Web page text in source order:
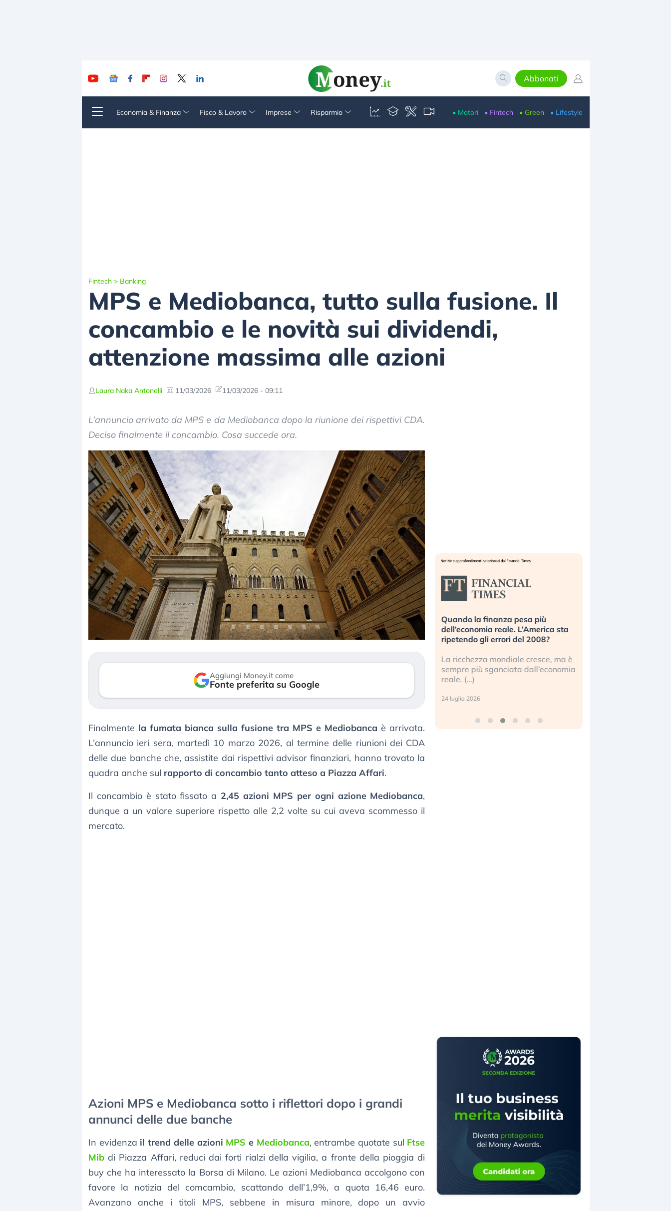
Abbonati
Economia & Finanza Fisco & Lavoro Imprese Risparmio • Motori • Fintech • Green • Lifestyle
Fintech > Banking
MPS e Mediobanca, tutto sulla fusione. Il
concambio e le novità sui dividendi,
attenzione massima alle azioni
Laura Naka Antonelli 11/03/2026 11/03/2026 - 09:11
L’annuncio arrivato da MPS e da Mediobanca dopo la riunione dei rispettivi CDA.
Deciso finalmente il concambio. Cosa succede ora.
Aggiungi Money.it come
Fonte preferita su Google
Finalmente la fumata bianca sulla fusione tra MPS e Mediobanca è arrivata.
L’annuncio ieri sera, martedì 10 marzo 2026, al termine delle riunioni dei CDA
delle due banche che, assistite dai rispettivi advisor finanziari, hanno trovato la
quadra anche sul rapporto di concambio tanto atteso a Piazza Affari.
Il concambio è stato fissato a 2,45 azioni MPS per ogni azione Mediobanca,
dunque a un valore superiore rispetto alle 2,2 volte su cui aveva scommesso il
mercato.
Azioni MPS e Mediobanca sotto i riflettori dopo i grandi
annunci delle due banche
In evidenza il trend delle azioni MPS e Mediobanca, entrambe quotate sul Ftse
Mib di Piazza Affari, reduci dai forti rialzi della vigilia, a fronte della pioggia di
buy che ha interessato la Borsa di Milano. Le azioni Mediobanca accolgono con
favore la notizia del comcambio, scattando dell’1,9%, a quota 16,46 euro.
Avanzano anche i titoli MPS, sebbene in misura minore, dopo un avvio
Dalle valutazioni estreme alla
correzione. Cosa sta guidando il
repricing degli asset?
3 agosto 2026
«La mia vita è rovinata». Investitori
in preda al panico dopo lo scoppio
della bolla AI
Kospi, mentre gli investitori retail (…)
30 luglio 2026
Quando la finanza pesa più
dell’economia reale. L’America sta
ripetendo gli errori del 2008?
La ricchezza mondiale cresce, ma è
sempre più sganciata dall’economia
reale. (…)
24 luglio 2026